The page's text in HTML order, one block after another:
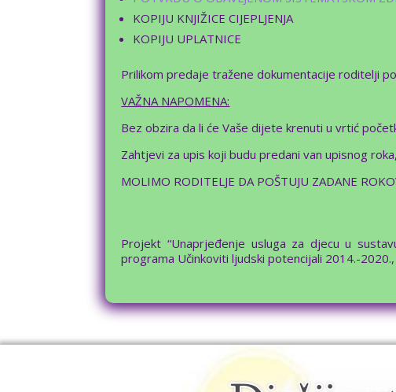
KOPIJU KNJIŽICE CIJEPLJENJA
KOPIJU UPLATNICE
Prilikom predaje tražene dokumentacije roditelji
VAŽNA NAPOMENA:
Bez obzira da li će Vaše dijete krenuti u vrtić
Zahtjevi za upis koji budu predani van upisnog
MOLIMO RODITELJE DA POŠTUJU ZADANE
Projekt “Unaprjeđenje usluga za djecu u
programa Učinkoviti ljudski potencijali 2014.-